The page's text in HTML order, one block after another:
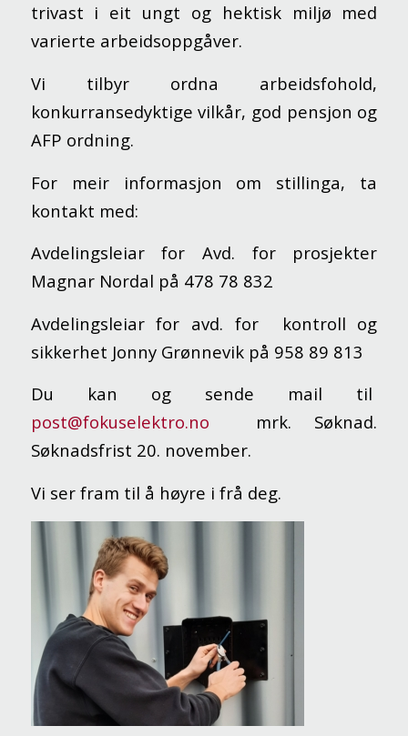
trivast i eit ungt og hektisk miljø med
varierte arbeidsoppgåver.
Vi tilbyr ordna arbeidsfohold,
konkurransedyktige vilkår, god pensjon og
AFP ordning.
For meir informasjon om stillinga, ta
kontakt med:
Avdelingsleiar for Avd. for prosjekter
Magnar Nordal på 478 78 832
Avdelingsleiar for avd. for kontroll og
sikkerhet Jonny Grønnevik på 958 89 813
Du kan og sende mail til
post@fokuselektro.no mrk. Søknad.
Søknadsfrist 20. november.
Vi ser fram til å høyre i frå deg.